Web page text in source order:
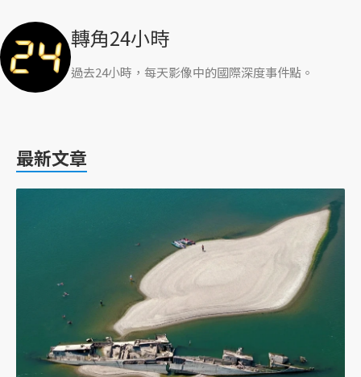
轉角24小時
過去24小時，每天影像中的國際深度事件點。
最新文章